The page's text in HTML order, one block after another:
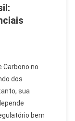
Carbono no
dos
sua
bem